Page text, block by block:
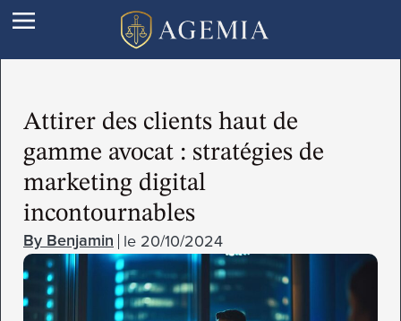
Attirer des clients haut de
gamme avocat : stratégies de
marketing digital
incontournables
Benjamin le 20/10/2024